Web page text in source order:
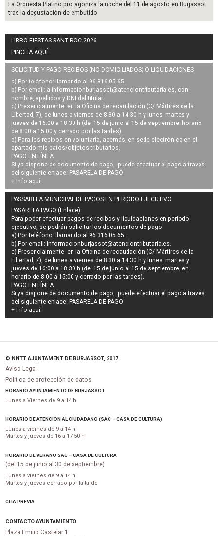
La Orquesta Platino protagoniza la noche del 11 de agosto en Burjassot
tras la degustación de embutido
LIBRO FIESTAS SANT ROC 2026
PINCHA AQUÍ
SOLICITUD Y PAGO RECIBOS (NO DOMICILIADOS) O LIQUIDACIONES
a) Por teléfono: llamando al 96 316 05 65.
b) Por email: a informacionburjassot@atenciontributaria.es, con
nombre, apellidos y DNI del titular.
c) Presencialmente: en la Oficina de recaudación (C/ Mártires de la
Libertad, 7), de lunes a viernes de 8:30 a 14:30 h y lunes, martes y
jueves de 16:00 a 18:30 h (del 15 de junio al 15 de septiembre: horario
de 8:00 a 15:00 y cerrado por las tardes).
d) Para los recibos en voluntaria, además, en sede electrónica en el
apartado mis datos/objetos tributarios.
PAGO EN LÍNEA:
Si ya dispone de documento de pago, puede efectuar el pago a través
del siguiente enlace: PASARELA DE PAGO
+ Info aquí.
PASSARELA MUNICIPAL DE PAGOS EN PERIODO EJECUTIVO
PASARELA PAGO (Enlace)
Para poder efectuar pagos derecibos y liquidaciones en periodo
ejecutivo, se podrán solicitar los documentos de pago:
a) Por teléfono: llamando al 96 316 05 65.
b) Por email:informacionburjassot@atenciontributaria.es.
c) Presencialmente: en la Oficina de recaudación (C/ Mártires de la
Libertad, 7), de lunes a viernes de 8:30 a 14:30 h y lunes, martes y
jueves de 16:00 a 18:30 h (del 15 de junio al 15 de septiembre, en
horario de 8:00 a 15:00 y cerrado por las tardes).
PAGO EN LÍNEA:
Si ya dispone de documento de pago, puede efectuar el pago a través
del siguiente enlace: PASARELA DE PAGO
+ Info aquí.
© NNTT AJUNTAMENT DE BURJASSOT, 2017
Aviso Legal
Política de protección de datos
HORARIO AYUNTAMIENTO DE BURJASSOT
Lunes a Viernes de 9 a 14 h
HORARIO DE ATENCIÓN AL CIUDADANO (SAC – CASA DE CULTURA)
Lunes a viernes de 9 a 14 h
Martes y jueves de 16 a 17:50 h
HORARIO DE VERANO SAC – CASA DE CULTURA
(del 15 de junio al 30 de septiembre)
Lunes a viernes de 9 a 14 h
Martes y jueves cerrado por la tarde
CITA PREVIA
CONTACTO AYUNTAMIENTO
Plaza Emilio Castelar 1